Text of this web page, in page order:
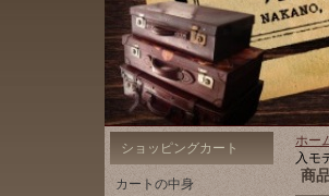
ショッピングカート
カートの中身
ホー
入モ
商